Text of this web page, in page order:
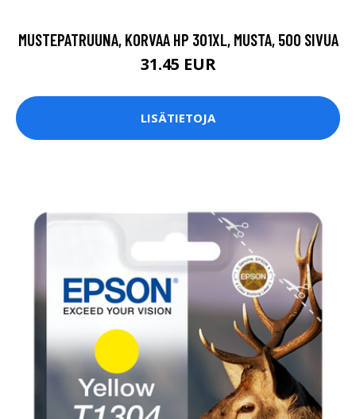
MUSTEPATRUUNA, KORVAA HP 301XL, MUSTA, 500 SIVUA
31.45 EUR
LISÄTIETOJA